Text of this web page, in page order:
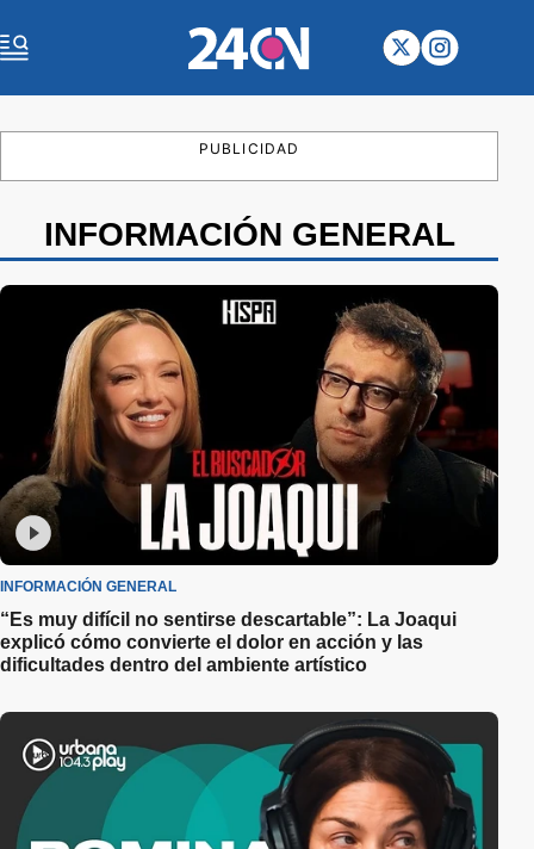
PUBLICIDAD
INFORMACIÓN GENERAL
INFORMACIÓN GENERAL
“Es muy difícil no sentirse descartable”: La Joaqui
explicó cómo convierte el dolor en acción y las
dificultades dentro del ambiente artístico